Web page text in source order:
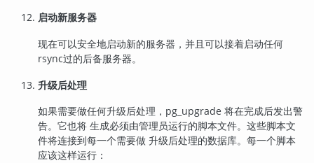
启动新服务器
现在可以安全地启动新的服务器，并且可以接着启动任何
rsync过的后备服务器。
升级后处理
如果需要做任何升级后处理，pg_upgrade 将在完成后发出警
告。它也将 生成必须由管理员运行的脚本文件。这些脚本文
件将连接到每一个需要做 升级后处理的数据库。每一个脚本
应该这样运行：